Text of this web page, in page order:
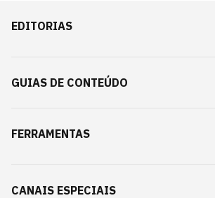
EDITORIAS
GUIAS DE CONTEÚDO
FERRAMENTAS
CANAIS ESPECIAIS